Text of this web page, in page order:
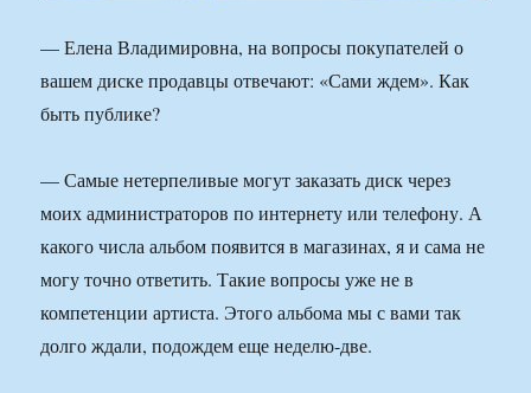
— Елена Владимировна, на вопросы покупателей о
вашем диске продавцы отвечают: «Сами ждем». Как
быть публике?
— Самые нетерпеливые могут заказать диск через
моих администраторов по интернету или телефону. А
какого числа альбом появится в магазинах, я и сама не
могу точно ответить. Такие вопросы уже не в
компетенции артиста. Этого альбома мы с вами так
долго ждали, подождем еще неделю-две.